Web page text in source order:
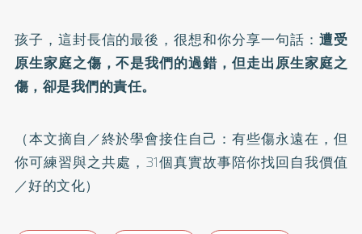
孩子，這封長信的最後，很想和你分享一句話： 遭受
原生家庭之傷，不是我們的過錯，但走出原生家庭之
傷，卻是我們的責任。
（本文摘自／終於學會接住自己：有些傷永遠在，但
你可練習與之共處，31個真實故事陪你找回自我價值
／好的文化）